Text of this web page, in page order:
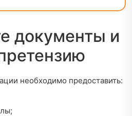
документы и
необходимо предоставить: